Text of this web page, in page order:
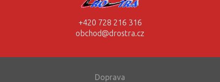
+420 728 216 316
obchod@drostra.cz
Doprava